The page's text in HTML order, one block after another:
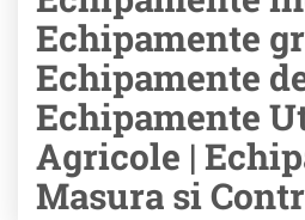
Echipamente
Echipamente
Echipamente
Agricole |
Masura si